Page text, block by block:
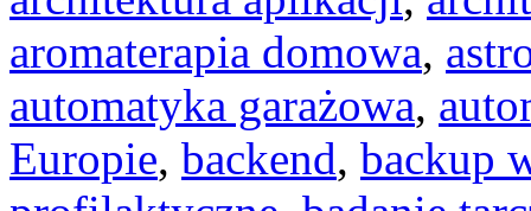
aromaterapia domowa,
automatyka garażowa,
Europie, backend, backup